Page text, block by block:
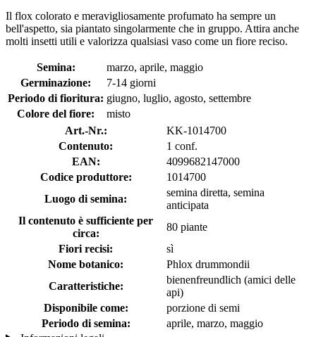
Il flox colorato e meravigliosamente profumato ha sempre un
bell'aspetto, sia piantato singolarmente che in gruppo. Attira anche
molti insetti utili e valorizza qualsiasi vaso come un fiore reciso.
Semina:
marzo, aprile, maggio
Germinazione:
7-14 giorni
Periodo di fioritura: giugno, luglio, agosto, settembre
Colore del fiore:
misto
Art.-Nr.:
KK-1014700
Contenuto:
1 conf.
EAN:
4099682147000
Codice produttore:
1014700
Luogo di semina:
semina diretta, semina
anticipata
Il contenuto è sufficiente per
circa:
80 piante
Fiori recisi:
sì
Nome botanico:
Phlox drummondii
Caratteristiche:
bienenfreundlich (amici delle
api)
Disponibile come:
porzione di semi
Periodo di semina:
aprile, marzo, maggio